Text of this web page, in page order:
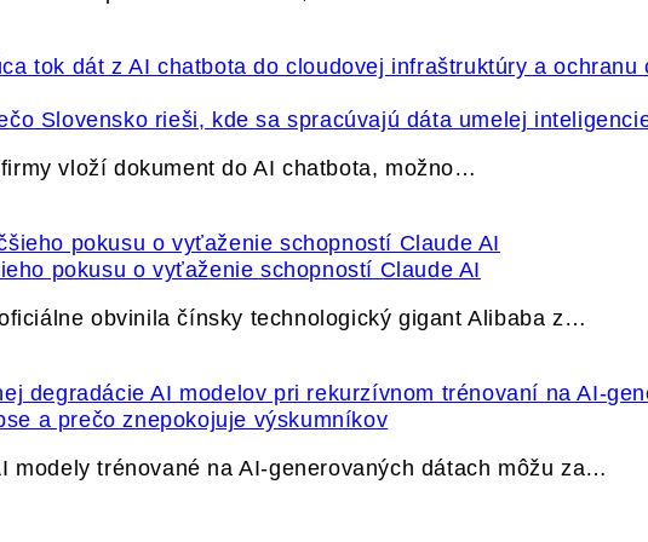
Slovensko rieši, kde sa spracúvajú dáta umelej
vloží dokument do AI chatbota, možno…
pokusu o vyťaženie schopností Claude AI
obvinila čínsky technologický gigant Alibaba z…
a prečo znepokojuje výskumníkov
modely trénované na AI-generovaných dátach môžu za…